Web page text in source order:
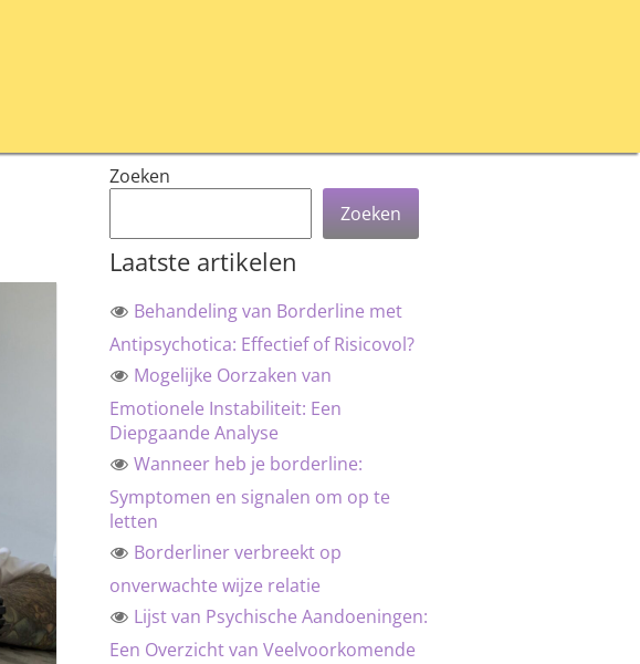
Zoeken
Zoeken
Laatste artikelen
Behandeling van Borderline met
Antipsychotica: Effectief of Risicovol?
Mogelijke Oorzaken van
Emotionele Instabiliteit: Een
Diepgaande Analyse
Wanneer heb je borderline:
Symptomen en signalen om op te
letten
Borderliner verbreekt op
onverwachte wijze relatie
Lijst van Psychische Aandoeningen:
Een Overzicht van Veelvoorkomende